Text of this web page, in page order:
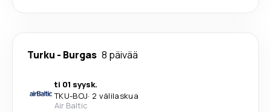
Turku - Burgas 8 päivää
ti 01 syysk.
TKU-BOJ· 2 välilaskua
Air Baltic